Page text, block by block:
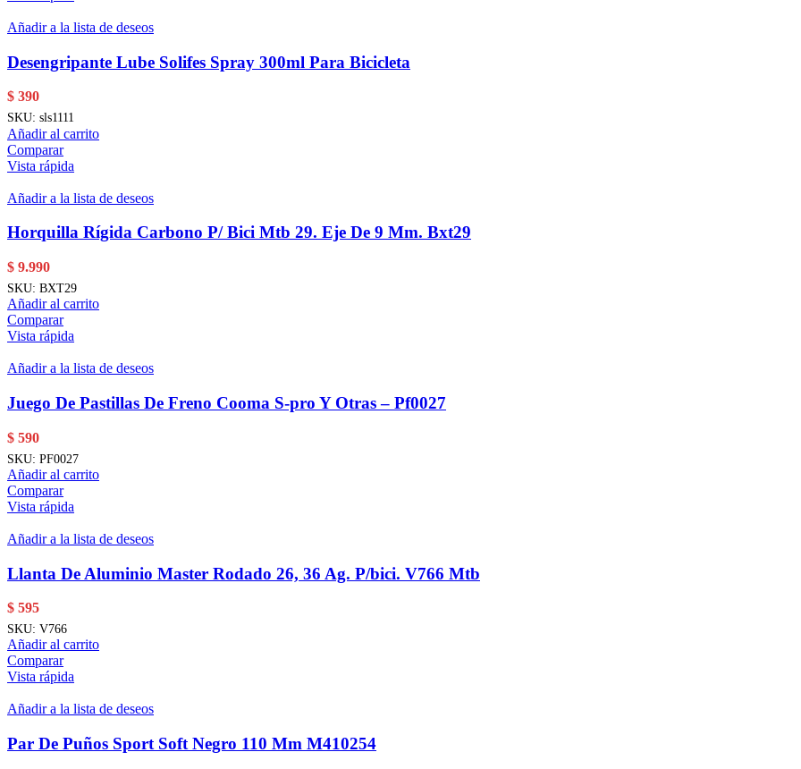
Añadir a la lista de deseos
Desengripante Lube Solifes Spray 300ml Para Bicicleta
$ 390
SKU: sls1111
Añadir al carrito
Comparar
Vista rápida
Añadir a la lista de deseos
Horquilla Rígida Carbono P/ Bici Mtb 29. Eje De 9 Mm. Bxt29
$ 9.990
SKU: BXT29
Añadir al carrito
Comparar
Vista rápida
Añadir a la lista de deseos
Juego De Pastillas De Freno Cooma S-pro Y Otras – Pf0027
$ 590
SKU: PF0027
Añadir al carrito
Comparar
Vista rápida
Añadir a la lista de deseos
Llanta De Aluminio Master Rodado 26, 36 Ag. P/bici. V766 Mtb
$ 595
SKU: V766
Añadir al carrito
Comparar
Vista rápida
Añadir a la lista de deseos
Par De Puños Sport Soft Negro 110 Mm M410254